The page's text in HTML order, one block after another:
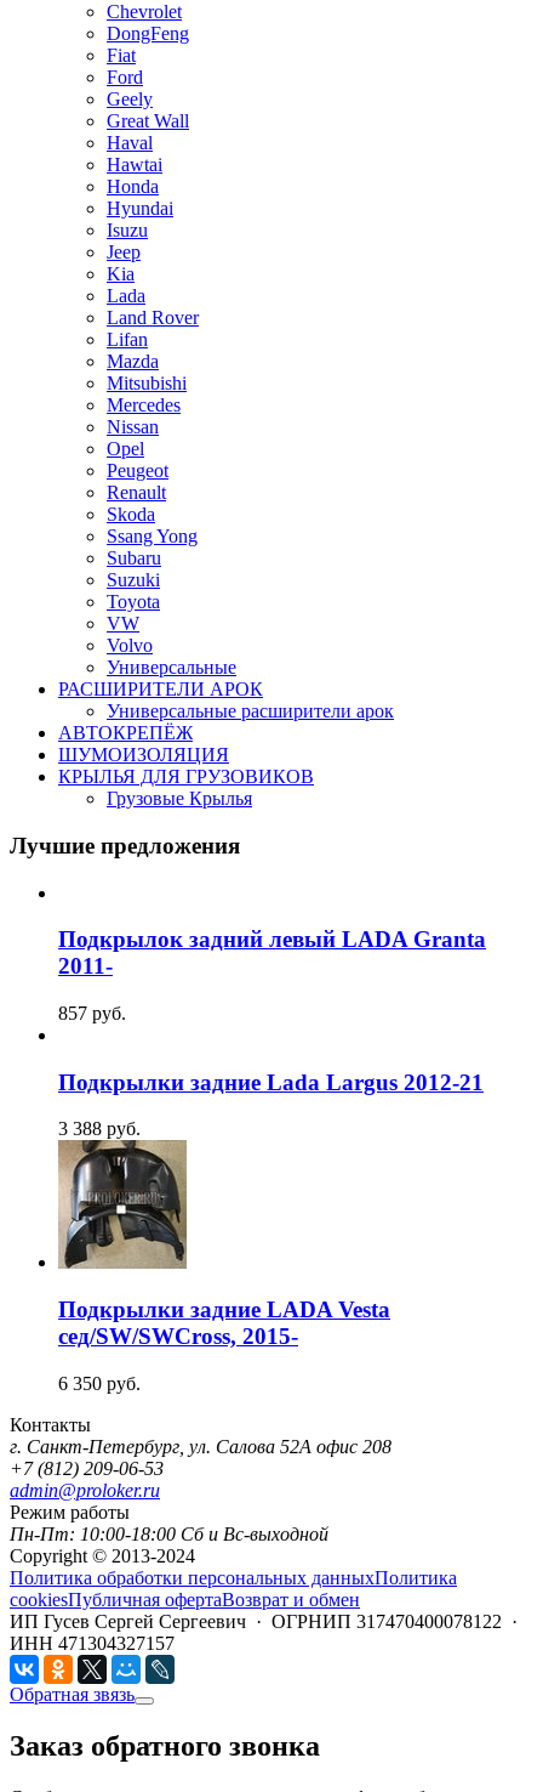
Chevrolet
DongFeng
Fiat
Ford
Geely
Great Wall
Haval
Hawtai
Honda
Hyundai
Isuzu
Jeep
Kia
Lada
Land Rover
Lifan
Mazda
Mitsubishi
Mercedes
Nissan
Opel
Peugeot
Renault
Skoda
Ssang Yong
Subaru
Suzuki
Toyota
VW
Volvo
Универсальные
РАСШИРИТЕЛИ АРОК
Универсальные расширители арок
АВТОКРЕПЁЖ
ШУМОИЗОЛЯЦИЯ
КРЫЛЬЯ ДЛЯ ГРУЗОВИКОВ
Грузовые Крылья
Лучшие предложения
Подкрылок задний левый LADA Granta
2011-
857 руб.
Подкрылки задние Lada Largus 2012-21
3 388 руб.
Подкрылки задние LADA Vesta
сед/SW/SWCross, 2015-
6 350 руб.
Контакты
г. Санкт-Петербург, ул. Салова 52А офис 208
+7 (812) 209-06-53
admin@proloker.ru
Режим работы
Пн-Пт: 10:00-18:00 Сб и Вс-выходной
Copyright © 2013-2024
Политика обработки персональных данныхПолитика
cookiesПубличная офертаВозврат и обмен
ИП Гусев Сергей Сергеевич · ОГРНИП 317470400078122 ·
ИНН 471304327157
Обратная звязь
Заказ обратного звонка